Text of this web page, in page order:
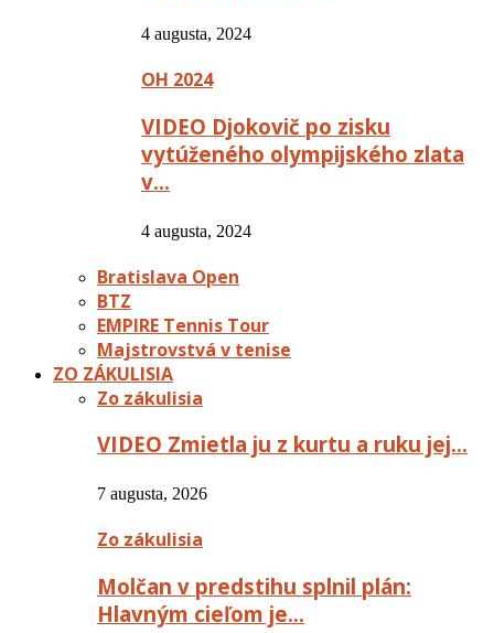
4 augusta, 2024
OH 2024
VIDEO Djokovič po zisku
vytúženého olympijského zlata
v…
4 augusta, 2024
Bratislava Open
BTZ
EMPIRE Tennis Tour
Majstrovstvá v tenise
ZO ZÁKULISIA
Zo zákulisia
VIDEO Zmietla ju z kurtu a ruku jej…
7 augusta, 2026
Zo zákulisia
Molčan v predstihu splnil plán:
Hlavným cieľom je…